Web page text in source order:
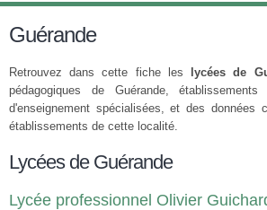
Guérande
Retrouvez dans cette fiche les lycées de
pédagogiques de Guérande,
d'enseignement spécialisées, et des données
établissements de cette localité.
Lycées de Guérande
Lycée professionnel Olivier